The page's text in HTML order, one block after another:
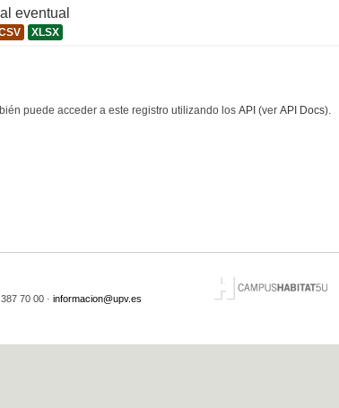
eventual
XLSX
puede acceder a este registro utilizando los API (ver API Docs).
70 00 · informacion@upv.es